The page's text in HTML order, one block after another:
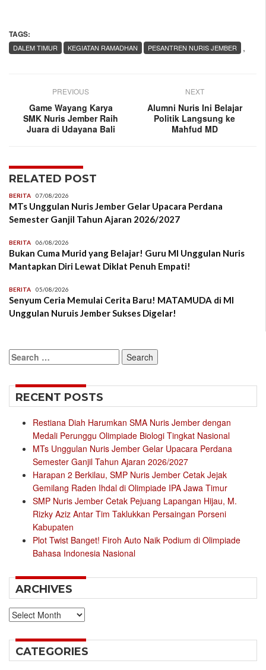
TAGS:
,
DALEM TIMUR KEGIATAN RAMADHAN PESANTREN NURIS JEMBER
PREVIOUS
Game Wayang Karya
SMK Nuris Jember Raih
Juara di Udayana Bali
NEXT
Alumni Nuris Ini Belajar
Politik Langsung ke
Mahfud MD
RELATED POST
BERITA 07/08/2026
MTs Unggulan Nuris Jember Gelar Upacara Perdana
Semester Ganjil Tahun Ajaran 2026/2027
BERITA 06/08/2026
Bukan Cuma Murid yang Belajar! Guru MI Unggulan Nuris
Mantapkan Diri Lewat Diklat Penuh Empati!
BERITA 05/08/2026
Senyum Ceria Memulai Cerita Baru! MATAMUDA di MI
Unggulan Nuruis Jember Sukses Digelar!
Search
for:
RECENT POSTS
Restiana Diah Harumkan SMA Nuris Jember dengan
Medali Perunggu Olimpiade Biologi Tingkat Nasional
MTs Unggulan Nuris Jember Gelar Upacara Perdana
Semester Ganjil Tahun Ajaran 2026/2027
Harapan 2 Berkilau, SMP Nuris Jember Cetak Jejak
Gemilang Raden Ihdal di Olimpiade IPA Jawa Timur
SMP Nuris Jember Cetak Pejuang Lapangan Hijau, M.
Rizky Aziz Antar Tim Taklukkan Persaingan Porseni
Kabupaten
Plot Twist Banget! Firoh Auto Naik Podium di Olimpiade
Bahasa Indonesia Nasional
ARCHIVES
Archives
CATEGORIES